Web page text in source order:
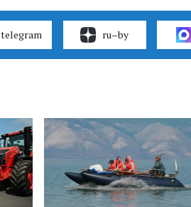
telegram ru–by